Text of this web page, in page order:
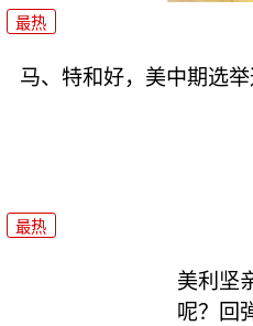
最热
马、特和好，美中期选
最热
美利坚
呢？回